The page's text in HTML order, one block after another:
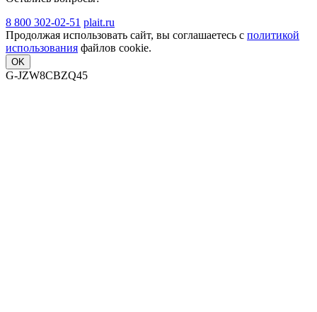
8 800 302-02-51 plait.ru
Продолжая использовать сайт, вы соглашаетесь с политикой
использования файлов cookie.
OK
G-JZW8CBZQ45